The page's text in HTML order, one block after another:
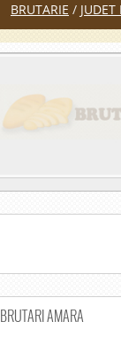
BRUTARIE /
BRUTARI AMARA